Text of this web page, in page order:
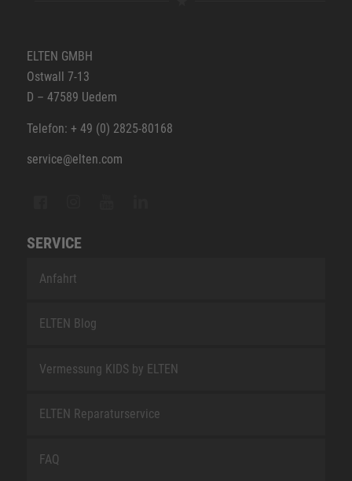
ELTEN GMBH
Ostwall 7-13
D – 47589 Uedem
Telefon: + 49 (0) 2825-80168
service@elten.com
SERVICE
Anfahrt
ELTEN Blog
Vermessung KIDS by ELTEN
ELTEN Reparaturservice
FAQ